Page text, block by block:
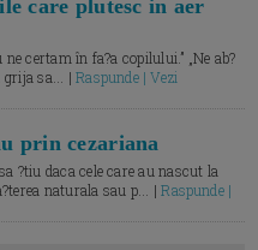
care plutesc in aer
certam în fa?a copilului.” „Ne ab?
grija sa... |Raspunde | Vezi
prin cezariana
?tiu daca cele care au nascut la
naturala sau p... |Raspunde |